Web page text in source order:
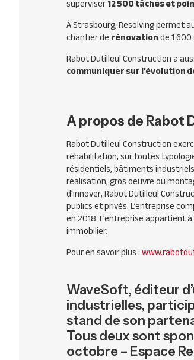
superviser12 500 tâches et
À Strasbourg, Resolving permet
chantier derénovationde 1
Rabot Dutilleul Construction a
communiquer sur l’évolution
A propos de Rabot
Rabot Dutilleul Construction
réhabilitation, sur toutes
résidentiels, bâtiments
réalisation, gros oeuvre ou
d’innover, Rabot Dutilleul
publics et privés. L’entreprise
en 2018. L’entreprise
immobilier.
Pour en savoir plus :
WaveSoft, éditeur
industrielles,
stand de son
Tous deux sont
octobre – Espace